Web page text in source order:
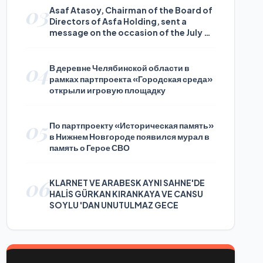
03Asaf Atasoy, Chairman of the Board of
Directors of Asfa Holding, sent a
message on the occasion of the July 24
04В деревне Челябинской области в
рамках партпроекта «Городская среда»
открыли игровую площадку
05 По партпроекту «Историческая память»
в Нижнем Новгороде появился мурал в
память о Герое СВО
06KLARNET VE ARABESK AYNI SAHNE'DE
HALİS GÜRKAN KIRANKAYA VE CANSU
SOYLU 'DAN UNUTULMAZ GECE